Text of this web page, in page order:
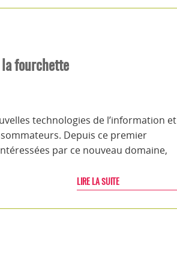
la fourchette
technologies de l’information et
Depuis ce premier
par ce nouveau domaine,
LIRE LA SUITE